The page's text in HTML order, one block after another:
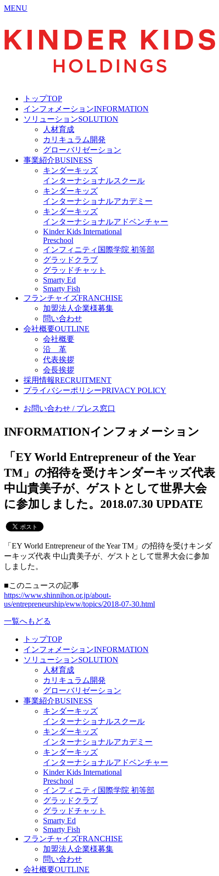
MENU
トップTOP
インフォメーションINFORMATION
ソリューションSOLUTION
人材育成
カリキュラム開発
グローバリゼーション
事業紹介BUSINESS
キンダーキッズ
インターナショナルスクール
キンダーキッズ
インターナショナルアカデミー
キンダーキッズ
インターナショナルアドベンチャー
Kinder Kids International
Preschool
インフィニティ国際学院 初等部
グラッドクラブ
グラッドチャット
Smarty Ed
Smarty Fish
フランチャイズFRANCHISE
加盟法人企業様募集
問い合わせ
会社概要OUTLINE
会社概要
沿 革
代表挨拶
会長挨拶
採用情報RECRUITMENT
プライバシーポリシーPRIVACY POLICY
お問い合わせ / プレス窓口
INFORMATIONインフォメーション
「EY World Entrepreneur of the Year
TM」の招待を受けキンダーキッズ代表
中山貴美子が、ゲストとして世界大会
に参加しました。 2018.07.30 UPDATE
「EY World Entrepreneur of the Year TM」の招待を受けキンダ
ーキッズ代表 中山貴美子が、ゲストとして世界大会に参加
しました。
■このニュースの記事
https://www.shinnihon.or.jp/about-
us/entrepreneurship/eww/topics/2018-07-30.html
一覧へもどる
トップTOP
インフォメーションINFORMATION
ソリューションSOLUTION
人材育成
カリキュラム開発
グローバリゼーション
事業紹介BUSINESS
キンダーキッズ
インターナショナルスクール
キンダーキッズ
インターナショナルアカデミー
キンダーキッズ
インターナショナルアドベンチャー
Kinder Kids International
Preschool
インフィニティ国際学院 初等部
グラッドクラブ
グラッドチャット
Smarty Ed
Smarty Fish
フランチャイズFRANCHISE
加盟法人企業様募集
問い合わせ
会社概要OUTLINE